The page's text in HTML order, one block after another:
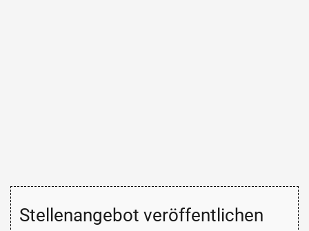
Stellenangebot veröffentlichen